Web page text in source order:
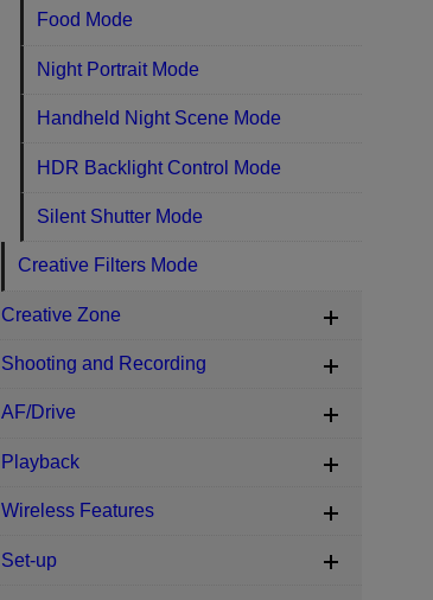
Food Mode
Night Portrait Mode
Handheld Night Scene Mode
HDR Backlight Control Mode
Silent Shutter Mode
Creative Filters Mode
Creative Zone
Shooting and Recording
AF/Drive
Playback
Wireless Features
Set-up